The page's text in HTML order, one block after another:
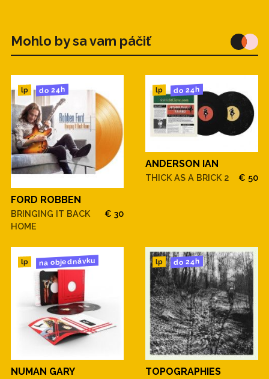
Mohlo by sa vam páčiť
lp do 24h
FORD ROBBEN
BRINGING IT BACK
HOME
€ 30
lp do 24h
ANDERSON IAN
THICK AS A BRICK 2 € 50
lp na objednávku
NUMAN GARY
lp do 24h
TOPOGRAPHIES